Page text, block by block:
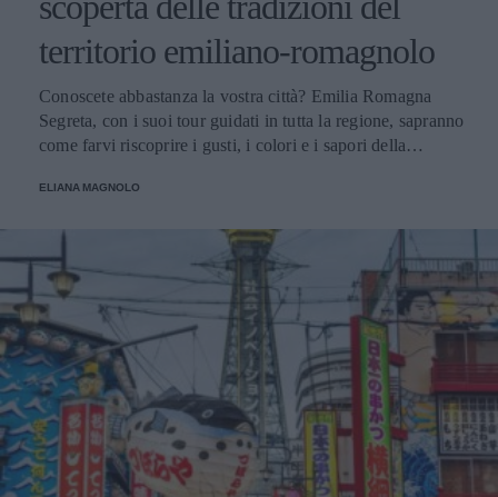
territorio emiliano-romagnolo
Conoscete abbastanza la vostra città? Emilia Romagna
Segreta, con i suoi tour guidati in tutta la regione, sapranno
come farvi riscoprire i gusti, i colori e i sapori della
ELIANA MAGNOLO